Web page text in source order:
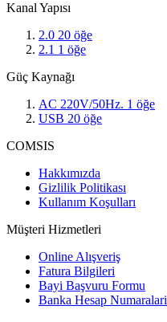
Kanal Yapısı
2.0 20 öğe
2.1 1 öğe
Güç Kaynağı
AC 220V/50Hz. 1 öğe
USB 20 öğe
COMSIS
Hakkımızda
Gizlilik Politikası
Kullanım Koşulları
Müşteri Hizmetleri
Online Alışveriş
Fatura Bilgileri
Bayi Başvuru Formu
Banka Hesap Numaralari